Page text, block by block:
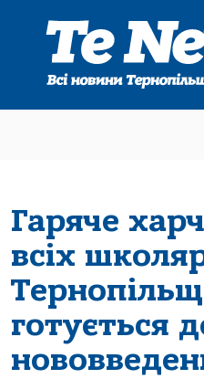
Гаряче
всіх
готується